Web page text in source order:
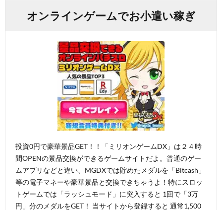
オンラインゲームでお小遣い稼ぎ
投資0円で豪華景品GET！！「ミリオンゲームDX」は２４時
間OPENの景品交換ができるゲームサイトだよ。普通のゲー
ムアプリなどと違い、MGDXでは貯めたメダルを「Bitcash」
等の電子マネーや豪華景品と交換できちゃうよ！特にスロッ
トゲームでは「ラッシュモード」に突入すると 1回で「3万
円」分のメダルをGET！ 当サイトから登録すると 通常1,500